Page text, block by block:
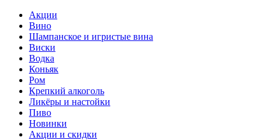
Акции
Вино
Шампанское и игристые вина
Виски
Водка
Коньяк
Ром
Крепкий алкоголь
Ликёры и настойки
Пиво
Новинки
Акции и скидки